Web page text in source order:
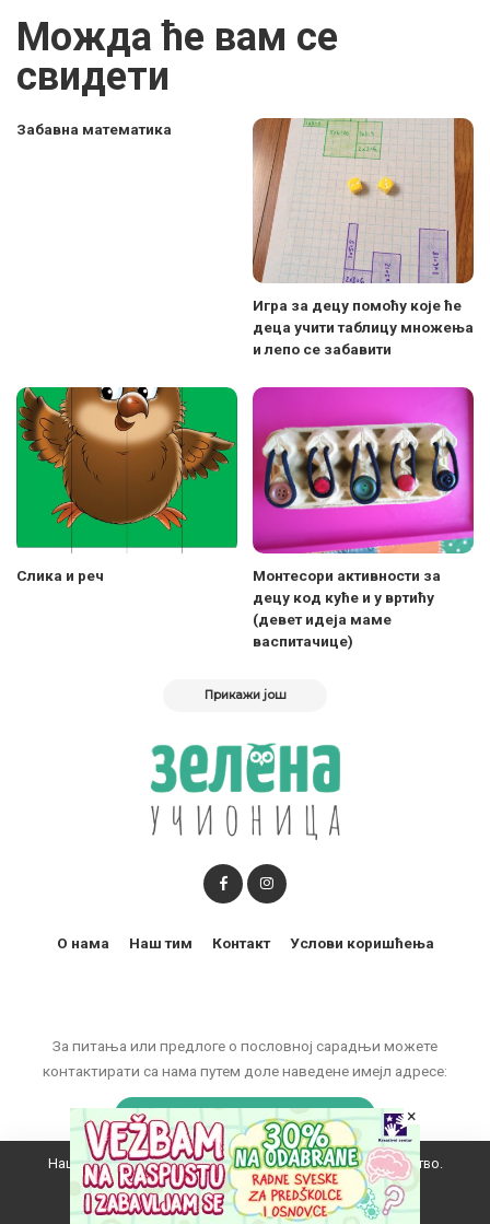
Можда ће вам се
свидети
Забавна математика
Игра за децу помоћу које ће
деца учити таблицу множења
и лепо се забавити
Слика и реч
Монтесори активности за
децу код куће и у вртићу
(девет идеја маме
васпитачице)
Прикажи још
За питања или предлоге о пословној сарадњи можете
контактирати са нама путем доле наведене имејл адресе:
marketing@zelenaucionica.com
О нама Наш тим Контакт Услови коришћења
© 2011-2024 Copyright by Zelena učionica. All Rights reserved.
Наш вебсајт користи колачиће да побољша ваше искуство.
Прихватам
×